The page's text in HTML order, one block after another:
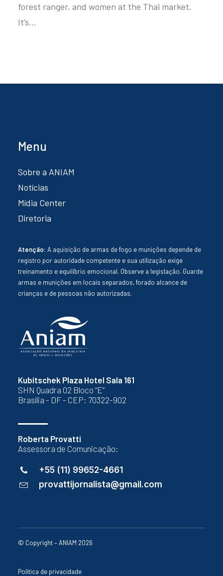
forest ranger, and women at the Thai market.
It’s…
Kubitschek Plaza Hotel Sala 161
SHN Quadra 02 Bloco “E”
Brasília - DF - CEP: 70322-902
Roberta Provatti
Assessora de Comunicação:
+55 (11) 99652-4661
provattijornalista@gmail.com
Menu
Sobre a ANIAM
Notícias
Mídia Center
Diretoria
Atenção: A aquisição de armas de fogo e munições depende de
registro por autoridade competente e sua utilização exige
treinamento e equilíbrio emocional. Observe a legislação. Guarde
armas e munições em locais separados, forado alcance de
crianças e de pessoas não autorizadas.
© Copyright – ANIAM 2026
Política de privacidade